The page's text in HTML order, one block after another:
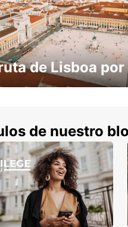
de Lisboa por
de nuestro